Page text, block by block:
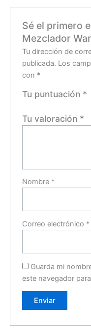
Sé el primero
Mezclador
Tu dirección de
publicada. Los
con *
Tu puntuación *
Tu valoración *
Nombre *
Correo electrónico *
Guarda mi
este navegador